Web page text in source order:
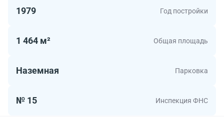
1979 Год постройки
1 464 м² Общая площадь
Наземная Парковка
№ 15 Инспекция ФНС